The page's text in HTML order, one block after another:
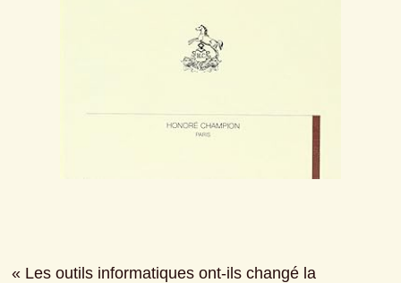
« Les outils informatiques ont-ils changé la